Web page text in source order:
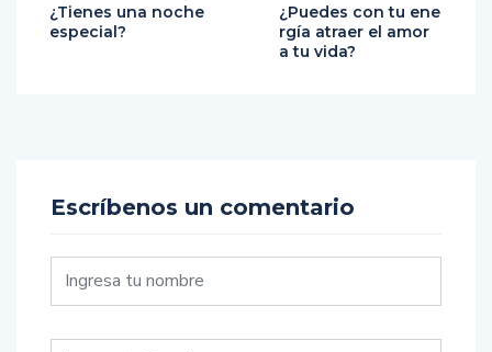
¿Tienes una noche
especial?
¿Puedes con tu ene
rgía atraer el amor
a tu vida?
Escríbenos un comentario